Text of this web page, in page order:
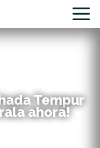
Tempur
ahora!